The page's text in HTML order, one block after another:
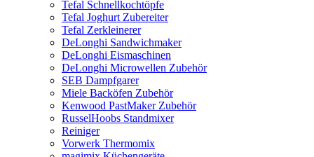
Tefal Schnellkochtöpfe
Tefal Joghurt Zubereiter
Tefal Zerkleinerer
DeLonghi Sandwichmaker
DeLonghi Eismaschinen
DeLonghi Microwellen Zubehör
SEB Dampfgarer
Miele Backöfen Zubehör
Kenwood PastMaker Zubehör
RusselHoobs Standmixer
Reiniger
Vorwerk Thermomix